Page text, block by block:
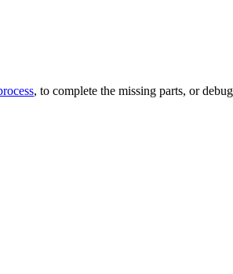
, to complete the missing parts, or